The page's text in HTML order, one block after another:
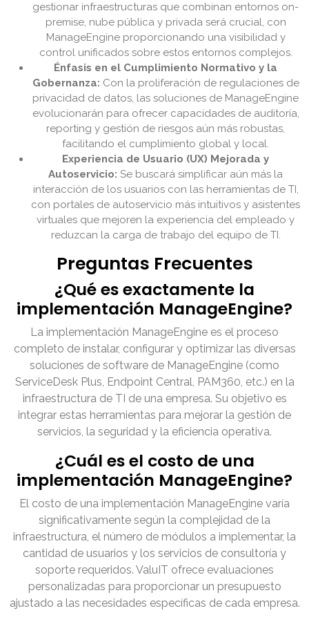
gestionar infraestructuras que combinan entornos on-
premise, nube pública y privada será crucial, con
ManageEngine proporcionando una visibilidad y
control unificados sobre estos entornos complejos.
Énfasis en el Cumplimiento Normativo y la
Gobernanza: Con la proliferación de regulaciones de
privacidad de datos, las soluciones de ManageEngine
evolucionarán para ofrecer capacidades de auditoría,
reporting y gestión de riesgos aún más robustas,
facilitando el cumplimiento global y local.
Experiencia de Usuario (UX) Mejorada y
Autoservicio: Se buscará simplificar aún más la
interacción de los usuarios con las herramientas de TI,
con portales de autoservicio más intuitivos y asistentes
virtuales que mejoren la experiencia del empleado y
reduzcan la carga de trabajo del equipo de TI.
Preguntas Frecuentes
¿Qué es exactamente la
implementación ManageEngine?
La implementación ManageEngine es el proceso
completo de instalar, configurar y optimizar las diversas
soluciones de software de ManageEngine (como
ServiceDesk Plus, Endpoint Central, PAM360, etc.) en la
infraestructura de TI de una empresa. Su objetivo es
integrar estas herramientas para mejorar la gestión de
servicios, la seguridad y la eficiencia operativa.
¿Cuál es el costo de una
implementación ManageEngine?
El costo de una implementación ManageEngine varía
significativamente según la complejidad de la
infraestructura, el número de módulos a implementar, la
cantidad de usuarios y los servicios de consultoría y
soporte requeridos. ValuIT ofrece evaluaciones
personalizadas para proporcionar un presupuesto
ajustado a las necesidades específicas de cada empresa.